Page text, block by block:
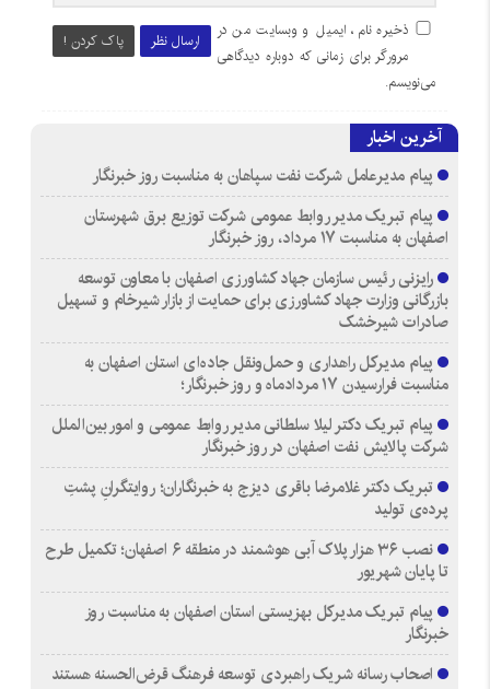
ارسال نظر پاک کردن !
ذخیره نام، ایمیل و وبسایت من در
مرورگر برای زمانی که دوباره دیدگاهی
می‌نویسم.
آخرین اخبار
پیام مدیرعامل شرکت نفت سپاهان به مناسبت روز خبرنگار
پیام تبریک مدیر روابط عمومی شرکت توزیع برق شهرستان
اصفهان به مناسبت ۱۷ مرداد، روز خبرنگار
رایزنی رئیس سازمان جهاد کشاورزی اصفهان با معاون توسعه
بازرگانی وزارت جهاد کشاورزی برای حمایت از بازار شیرخام و تسهیل
صادرات شیرخشک
پیام مدیرکل راهداری و حمل‌ونقل جاده‌ای استان اصفهان به
مناسبت فرارسیدن ۱۷ مردادماه و روز خبرنگار؛
پیام تبریک دکتر لیلا سلطانی مدیر روابط عمومی و امور بین‌الملل
شرکت پالایش نفت اصفهان در روز خبرنگار
تبریک دکتر غلامرضا باقری دیزج به خبرنگاران؛ روایتگرانِ پشتِ
پرده‌ی تولید
نصب ۳۶ هزار پلاک آبی هوشمند در منطقه ۶ اصفهان؛ تکمیل طرح
تا پایان شهریور
پیام تبریک مدیرکل بهزیستی استان اصفهان به مناسبت روز
خبرنگار
اصحاب رسانه شریک راهبردی توسعه فرهنگ قرض‌الحسنه هستند